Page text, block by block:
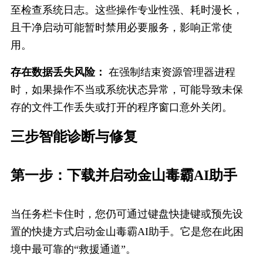
至检查系统日志。这些操作专业性强、耗时漫长，
且干净启动可能暂时禁用必要服务，影响正常使
用。
存在数据丢失风险： 在强制结束资源管理器进程
时，如果操作不当或系统状态异常，可能导致未保
存的文件工作丢失或打开的程序窗口意外关闭。
三步智能诊断与​修复
第一步：下载并启动金山毒霸AI助手
当任务栏卡住时，您仍可通过键盘快捷键或预先设
置的快捷方式启动金山毒霸AI助手。它是您在此困
境中最可靠的“救援通道”。